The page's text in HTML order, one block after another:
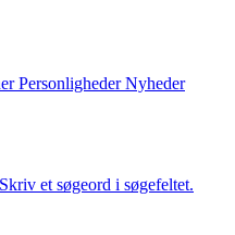
Personligheder Nyheder
Skriv et søgeord i søgefeltet.